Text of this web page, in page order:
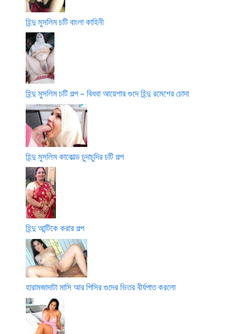
হিন্দু মুসলিম চটি বাংলা কাহিনী
হিন্দু মুসলিম চটি গল্প – বিধবা আয়েশার গুদে হিন্দু রমেশের চোদা
হিন্দু মুসলিম কাকোল্ড চুদাচুদির চটি গল্প
হিন্দু আন্টিকে করার গল্প
হারামজাদাটা মাসি আর পিসির গুদের ভিতর বীর্যপাত করলো